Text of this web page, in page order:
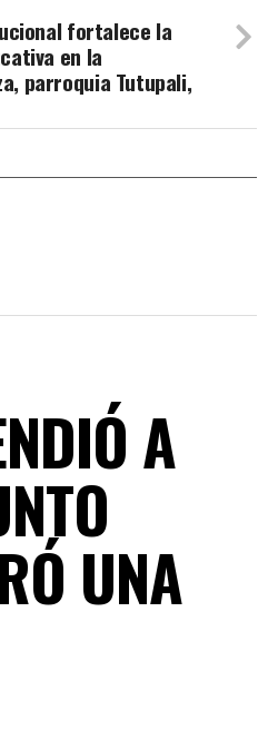
fortalece la
en la
parroquia Tutupali,
A
UNA